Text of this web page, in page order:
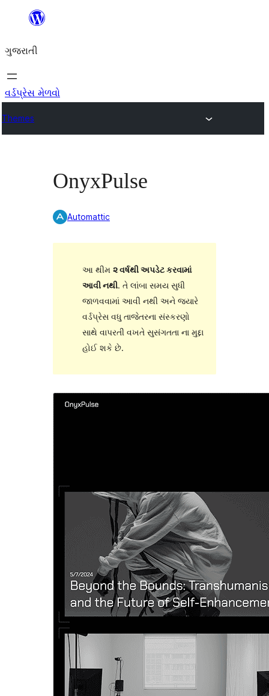
કંટેન્ટ(લખાણ)
જાઓ
ગુજરાતી
વર્ડપ્રેસ મેળવો
Themes
OnyxPulse
Automattic
આ થીમ ૨ વર્ષથી અપડેટ કરવામાં
આવી નથી. તે લાંબા સમય સુધી
જાળવવામાં આવી નથી અને જ્યારે
વર્ડપ્રેસ વધુ તાજેતરના સંસ્કરણો
સાથે વાપરતી વખતે સુસંગતતા ના મુદ્દા
હોઈ શકે છે.